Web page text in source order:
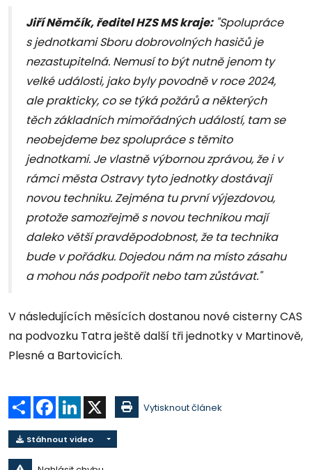
Jiří Němčík, ředitel HZS MS kraje:"Spolupráce
s jednotkami Sboru dobrovolných hasičů je
nezastupitelná. Nemusí to být nutně jenom ty
velké události, jako byly povodně v roce 2024,
ale prakticky, co se týká požárů a některých
těch základních mimořádných událostí, tam se
neobejdeme bez spolupráce s těmito
jednotkami. Je vlastně výbornou zprávou, že i v
rámci města Ostravy tyto jednotky dostávají
novou techniku. Zejména tu první výjezdovou,
protože samozřejmě s novou technikou mají
daleko větší pravděpodobnost, že ta technika
bude v pořádku. Dojedou nám na místo zásahu
a mohou nás podpořit nebo tam zůstávat."
V následujících měsících dostanou nové cisterny CAS
na podvozku Tatra ještě další tři jednotky v Martinově,
Plesné a Bartovicích.
Sdílet Facebook
LinkedIn Vytisknout článek
Stáhnout video